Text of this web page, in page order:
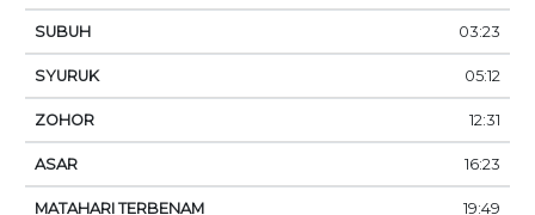
03:23
05:12
12:31
16:23
19:49